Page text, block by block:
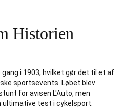
Historien
i 1903, hvilket gør det til et af
sportsevents. Løbet blev
for avisen L'Auto, men
ultimative test i cykelsport.